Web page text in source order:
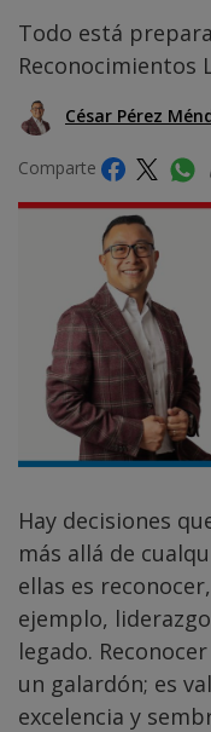
Todo está
Reconocimientos
César Pérez
Comparte
Hay decisiones
más allá de
ellas es
ejemplo,
legado.
un galardón; es
excelencia y